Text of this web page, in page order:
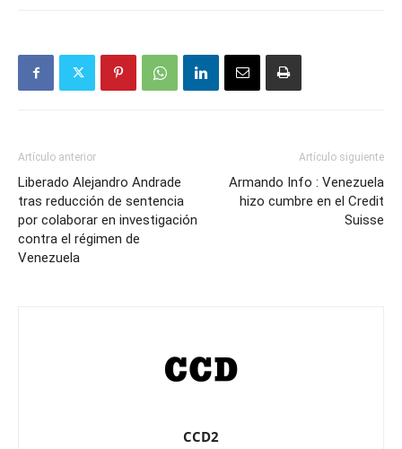
Artículo anterior
Liberado Alejandro Andrade
tras reducción de sentencia
por colaborar en investigación
contra el régimen de
Venezuela
Artículo siguiente
Armando Info : Venezuela
hizo cumbre en el Credit
Suisse
CCD2